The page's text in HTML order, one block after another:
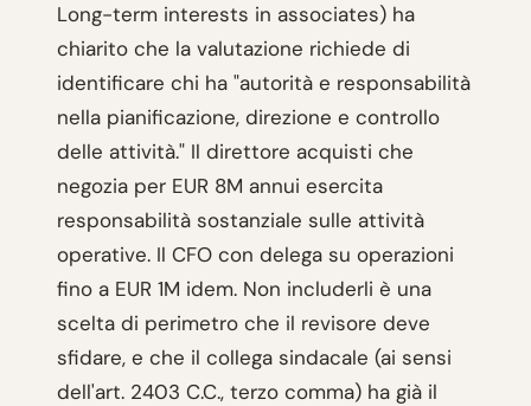
Long-term interests in associates) ha
chiarito che la valutazione richiede di
identificare chi ha "autorità e responsabilità
nella pianificazione, direzione e controllo
delle attività." Il direttore acquisti che
negozia per EUR 8M annui esercita
responsabilità sostanziale sulle attività
operative. Il CFO con delega su operazioni
fino a EUR 1M idem. Non includerli è una
scelta di perimetro che il revisore deve
sfidare, e che il collega sindacale (ai sensi
dell'art. 2403 C.C., terzo comma) ha già il